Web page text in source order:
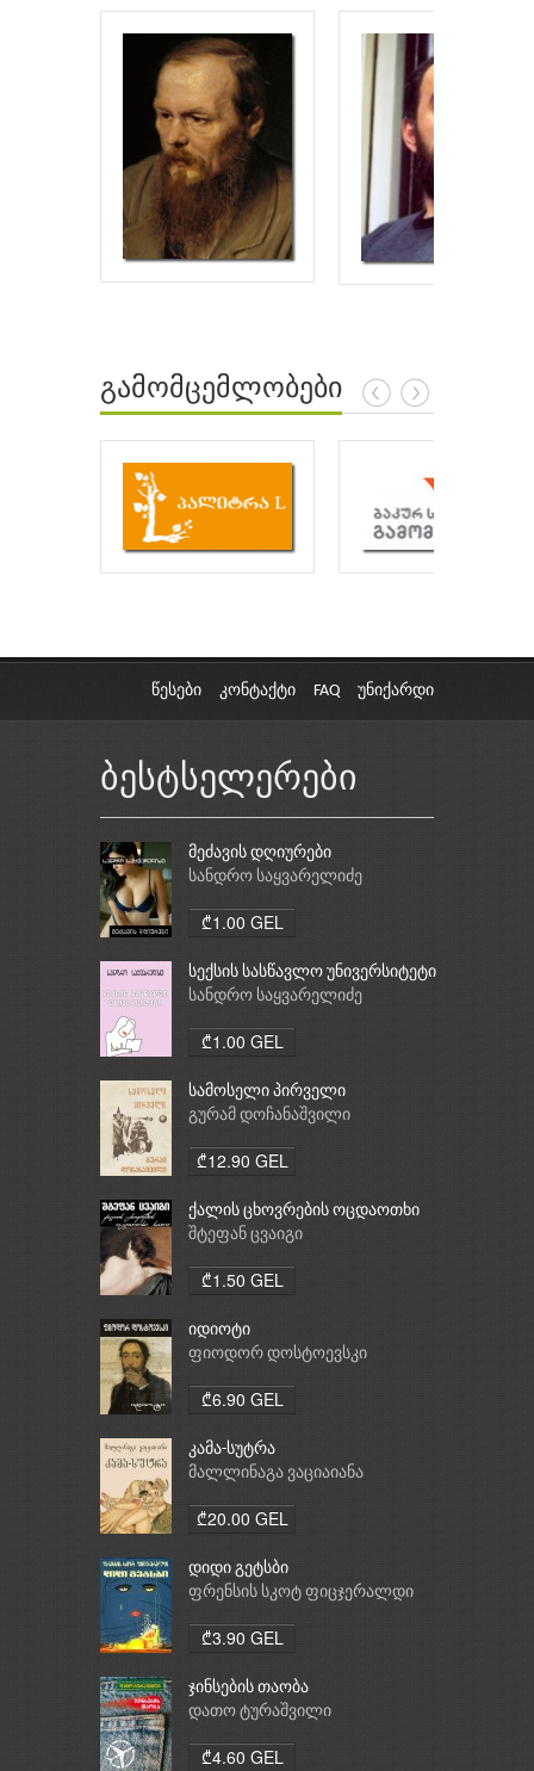
გამომცემლობები
წესები კონტაქტი FAQ უნიქარდი
ბესტსელერები
მეძავის დღიურები
სანდრო საყვარელიძე
₾1.00 GEL
სექსის სასწავლო უნივერსიტეტი
სანდრო საყვარელიძე
₾1.00 GEL
სამოსელი პირველი
გურამ დოჩანაშვილი
₾12.90 GEL
ქალის ცხოვრების ოცდაოთხი
საათი
შტეფან ცვაიგი
₾1.50 GEL
იდიოტი
ფიოდორ დოსტოევსკი
₾6.90 GEL
კამა-სუტრა
მალლინაგა ვაციაიანა
₾20.00 GEL
დიდი გეტსბი
ფრენსის სკოტ ფიცჯერალდი
₾3.90 GEL
ჯინსების თაობა
დათო ტურაშვილი
₾4.60 GEL